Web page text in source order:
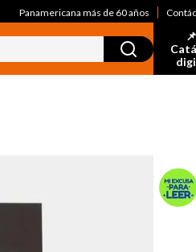
Panamericana más de 60 años